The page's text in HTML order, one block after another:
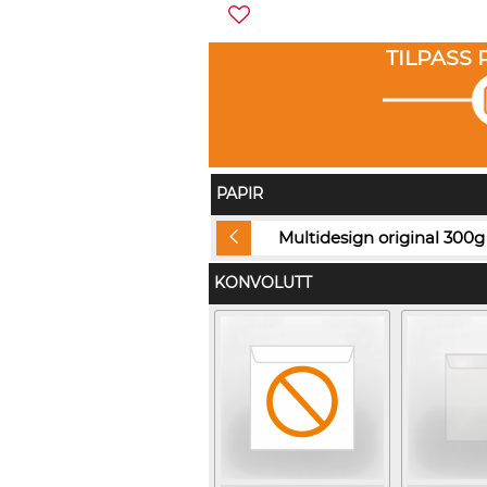
TILPASS
PAPIR
Multidesign original 300g
KONVOLUTT